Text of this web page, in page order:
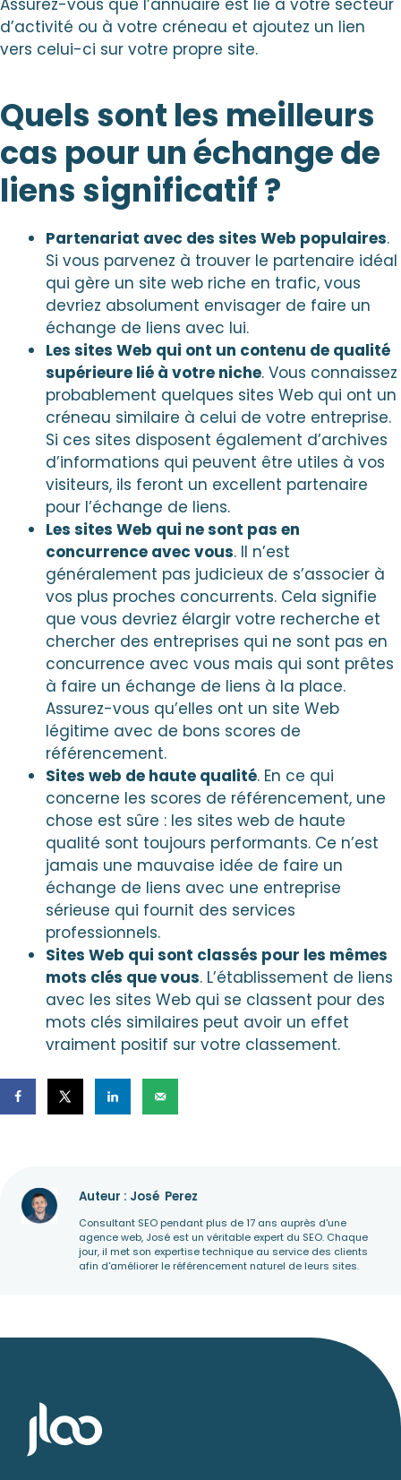
d’activité ou à votre créneau et ajoutez un lien
vers celui-ci sur votre propre site.
Quels sont les meilleurs
cas pour un échange de
liens significatif ?
Partenariat avec des sites Web populaires.
Si vous parvenez à trouver le partenaire idéal
qui gère un site web riche en trafic, vous
devriez absolument envisager de faire un
échange de liens avec lui.
Les sites Web qui ont un contenu de qualité
supérieure lié à votre niche. Vous connaissez
probablement quelques sites Web qui ont un
créneau similaire à celui de votre entreprise.
Si ces sites disposent également d’archives
d’informations qui peuvent être utiles à vos
visiteurs, ils feront un excellent partenaire
pour l’échange de liens.
Les sites Web qui ne sont pas en
concurrence avec vous. Il n’est
généralement pas judicieux de s’associer à
vos plus proches concurrents. Cela signifie
que vous devriez élargir votre recherche et
chercher des entreprises qui ne sont pas en
concurrence avec vous mais qui sont prêtes
à faire un échange de liens à la place.
Assurez-vous qu’elles ont un site Web
légitime avec de bons scores de
référencement.
Sites web de haute qualité. En ce qui
concerne les scores de référencement, une
chose est sûre : les sites web de haute
qualité sont toujours performants. Ce n’est
jamais une mauvaise idée de faire un
échange de liens avec une entreprise
sérieuse qui fournit des services
professionnels.
Sites Web qui sont classés pour les mêmes
mots clés que vous. L’établissement de liens
avec les sites Web qui se classent pour des
mots clés similaires peut avoir un effet
vraiment positif sur votre classement.
Auteur : José Perez
Consultant SEO pendant plus de 17 ans auprès d'une
agence web, José est un véritable expert du SEO. Chaque
jour, il met son expertise technique au service des clients
afin d'améliorer le référencement naturel de leurs sites.